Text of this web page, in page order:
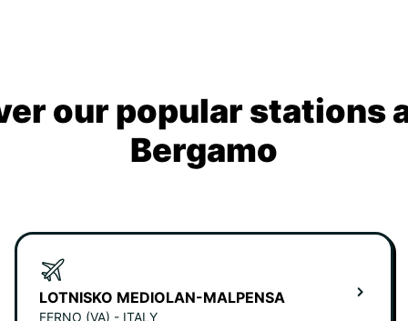
our popular stations
Bergamo
LOTNISKO MEDIOLAN-MALPENSA
FERNO (VA) - ITALY